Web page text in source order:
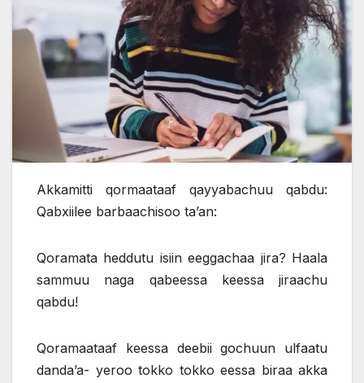
Akkamitti qormaataaf qayyabachuu qabdu:
Qabxiilee barbaachisoo ta’an:
Qoramata heddutu isiin eeggachaa jira? Haala
sammuu naga qabeessa keessa jiraachu
qabdu!
Qoramaataaf keessa deebii gochuun ulfaatu
danda’a- yeroo tokko tokko eessa biraa akka